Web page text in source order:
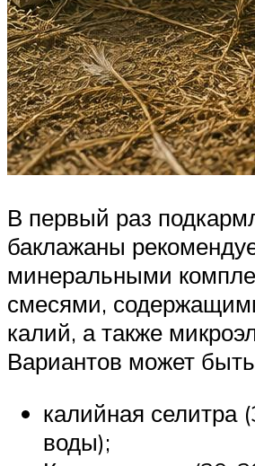
В первый раз
баклажаны
минеральными
смесями,
калий, а также
Вариантов может
калийная селитра
воды);